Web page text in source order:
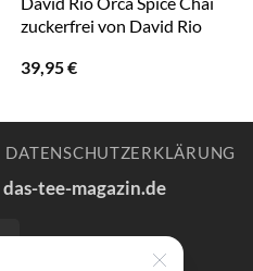
zuckerfrei von David Rio
39,95€
DATENSCHUTZERKLÄRUNG
das-tee-magazin.de